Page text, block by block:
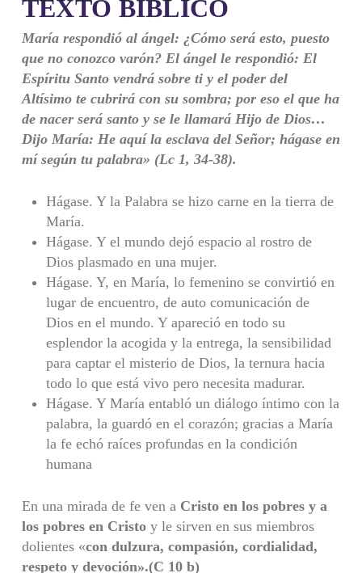
TEXTO BÍBLICO
María respondió al ángel: ¿Cómo será esto, puesto
que no conozco varón? El ángel le respondió: El
Espíritu Santo vendrá sobre ti y el poder del
Altísimo te cubrirá con su sombra; por eso el que ha
de nacer será santo y se le llamará Hijo de Dios…
Dijo María: He aquí la esclava del Señor; hágase en
mí según tu palabra» (Lc 1, 34-38).
Hágase. Y la Palabra se hizo carne en la tierra de
María.
Hágase. Y el mundo dejó espacio al rostro de
Dios plasmado en una mujer.
Hágase. Y, en María, lo femenino se convirtió en
lugar de encuentro, de auto comunicación de
Dios en el mundo. Y apareció en todo su
esplendor la acogida y la entrega, la sensibilidad
para captar el misterio de Dios, la ternura hacia
todo lo que está vivo pero necesita madurar.
Hágase. Y María entabló un diálogo íntimo con la
palabra, la guardó en el corazón; gracias a María
la fe echó raíces profundas en la condición
humana
En una mirada de fe ven aCristo en los pobres y a
los pobres en Cristo y le sirven en sus miembros
dolientes «con dulzura, compasión, cordialidad,
respeto y devoción».(C 10 b)